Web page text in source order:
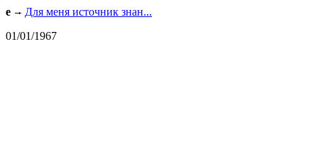
e
Для меня источник знан...
01/01/1967